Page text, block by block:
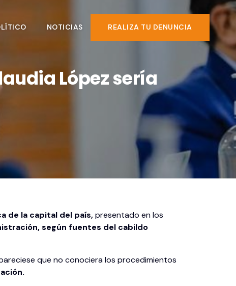
NOTICIAS REALIZA TU DENUNCIA
López sería
de la capital del país,presentado en los
según fuentes del cabildo
que no conociera los procedimientos